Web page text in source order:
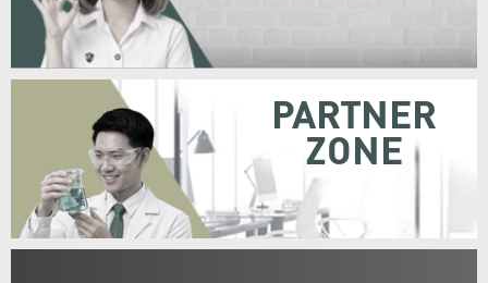
PARTNER
ZONE